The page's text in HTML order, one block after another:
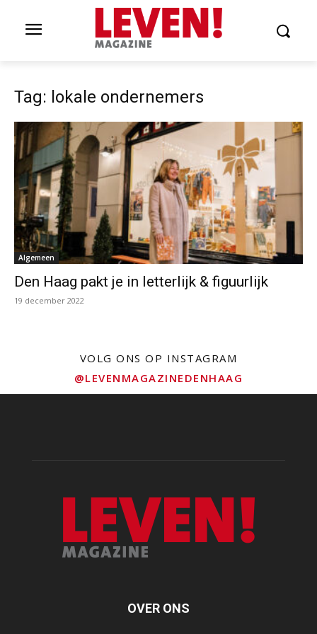
Tag: lokale ondernemers
Algemeen
Den Haag pakt je in letterlijk & figuurlijk
19 december 2022
VOLG ONS OP INSTAGRAM
@LEVENMAGAZINEDENHAAG
OVER ONS